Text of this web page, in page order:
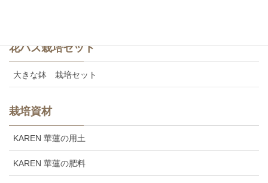
花ハス栽培セット
大きな鉢 栽培セット
栽培資材
KAREN 華蓮の用土
KAREN 華蓮の肥料